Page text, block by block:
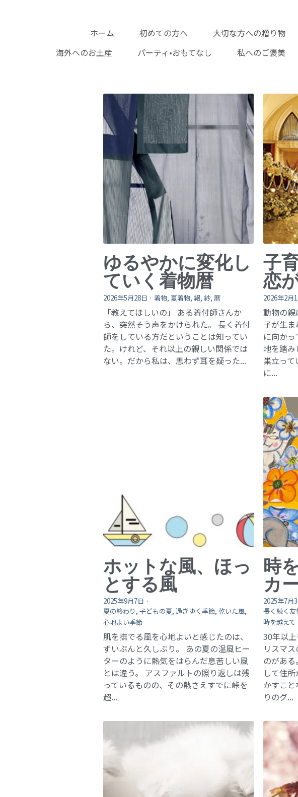
ホーム 初めての方へ
大切な方への贈り物
海外へのお土産
パーティ•おもてなし
ゆるやかに変化し
ていく着物暦
2026年5月28日 ·着物, 夏着物, 絽, 紗, 暦
「教えてほしいの」 ある着付師さんか
ら、突然そう声をかけられた。 長く着付
師をしている方だということは知ってい
た。けれど、それ以上の親しい関係では
ない。だから私は、思わず耳を疑った...
子
恋
2026年2月
動物の親
子が生
に向か
地を踏み
巣立っ
に...
ホットな風、ほっ
とする風
2025年9月7日 ·
夏の終わり, 子どもの夏, 過ぎゆく季節, 乾いた風,
心地よい季節
肌を撫でる風を心地よいと感じたのは、
ずいぶんと久しぶり。 あの夏の温風ヒー
ターのように熱気をはらんだ息苦しい風
とは違う。 アスファルトの照り返しは残
っているものの、その熱さえすでに峠を
超...
時
カ
2025年7月
長く続く友
時を越えて
30年以
リスマ
のがあ
して住
かすこ
りのグ...